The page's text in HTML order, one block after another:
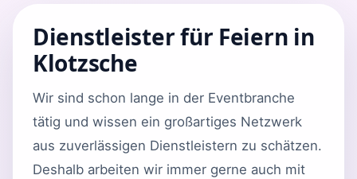
Dienstleister für Feiern in
Klotzsche
Wir sind schon lange in der Eventbranche
tätig und wissen ein großartiges Netzwerk
aus zuverlässigen Dienstleistern zu schätzen.
Deshalb arbeiten wir immer gerne auch mit